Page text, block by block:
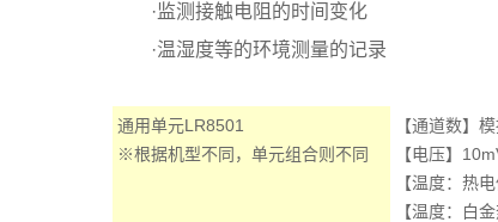
·监测接触电阻的时间变化
·温湿度等的环境测量的记录
通用单元LR8501
※根据机型不同，单元组合则不同
【通道数】
【电压】
【温度：热
【温度：白